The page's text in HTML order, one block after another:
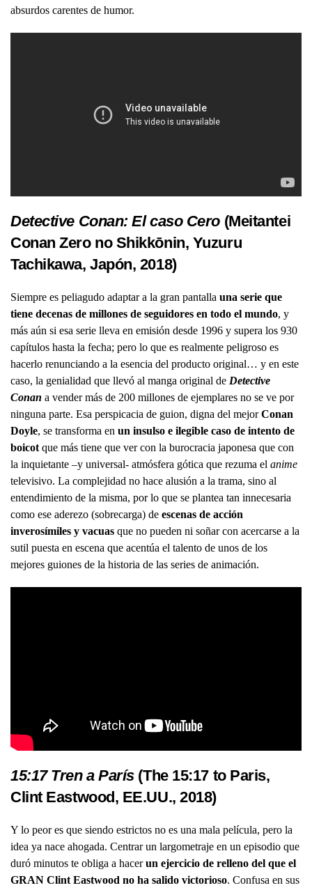
absurdos carentes de humor.
Detective Conan: El caso Cero (Meitantei
Conan Zero no Shikkōnin, Yuzuru
Tachikawa, Japón, 2018)
Siempre es peliagudo adaptar a la gran pantalla una serie que
tiene decenas de millones de seguidores en todo el mundo, y
más aún si esa serie lleva en emisión desde 1996 y supera los 930
capítulos hasta la fecha; pero lo que es realmente peligroso es
hacerlo renunciando a la esencia del producto original… y en este
caso, la genialidad que llevó al manga original de Detective
Conan a vender más de 200 millones de ejemplares no se ve por
ninguna parte. Esa perspicacia de guion, digna del mejorConan
Doyle, se transforma en un insulso e ilegible caso de intento de
boicot que más tiene que ver con la burocracia japonesa que con
la inquietante –y universal- atmósfera gótica que rezuma el anime
televisivo. La complejidad no hace alusión a la trama, sino al
entendimiento de la misma, por lo que se plantea tan innecesaria
como ese aderezo (sobrecarga) de escenas de acción
inverosímiles y vacuas que no pueden ni soñar con acercarse a la
sutil puesta en escena que acentúa el talento de unos de los
mejores guiones de la historia de las series de animación.
15:17 Tren a París(The 15:17 to Paris,
Clint Eastwood, EE.UU., 2018)
Y lo peor es que siendo estrictos no es una mala película, pero la
idea ya nace ahogada. Centrar un largometraje en un episodio que
duró minutos te obliga a hacerun ejercicio de relleno del que el
GRAN Clint Eastwood no ha salido victorioso. Confusa en sus